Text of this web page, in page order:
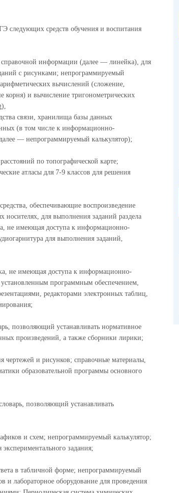
следующих средств обучения и воспитания
информации (далее — линейка), для
с рисунками; непрограммируемый
вычислений (сложение,
корня) и вычисление тригонометрических
связи, хранилища базы данных
(в том числе к информационно-
— непрограммируемый калькулятор);
по топографической карте;
атласы для 7-9 классов для решения
обеспечивающие воспроизведение
носителях, для выполнения заданий раздела
не имеющая доступа к информационно-
для выполнения заданий,
не имеющая доступа к информационно-
программным обеспечением,
редакторами электронных таблиц,
позволяющий устанавливать нормативное
произведений, а также сборники лирики;
и рисунков; справочные материалы,
образовательной программы основного
позволяющий устанавливать
и схем; непрограммируемый калькулятор;
задания;
в табличной форме; непрограммируемый
и лабораторное оборудование для проведения